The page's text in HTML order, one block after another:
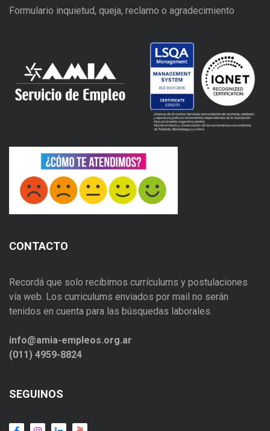
Formulario inquietud, queja, reclamo o agradecimiento
CONTACTO
Recordá que solo recibimos currículums y postulaciones
vía web. Los curriculums enviados por mail no serán
tenidos en cuenta para las búsquedas laborales.
info@amia-empleos.org.ar
(011) 4959-8824
SEGUINOS